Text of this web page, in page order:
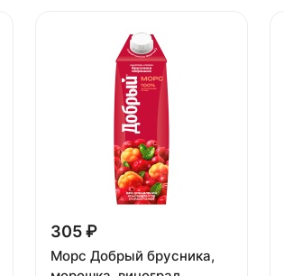
305 ₽
Морс Добрый брусника,